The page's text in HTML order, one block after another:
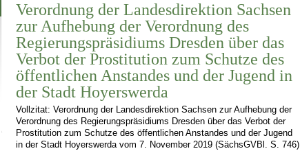
Verordnung der Landesdirektion Sachsen
zur Aufhebung der Verordnung des
Regierungspräsidiums Dresden über das
Verbot der Prostitution zum Schutze des
öffentlichen Anstandes und der Jugend in
der Stadt Hoyerswerda
Vollzitat: Verordnung der Landesdirektion Sachsen zur Aufhebung der
Verordnung des Regierungspräsidiums Dresden über das Verbot der
Prostitution zum Schutze des öffentlichen Anstandes und der Jugend
in der Stadt Hoyerswerda vom 7. November 2019 (SächsGVBl. S. 746)